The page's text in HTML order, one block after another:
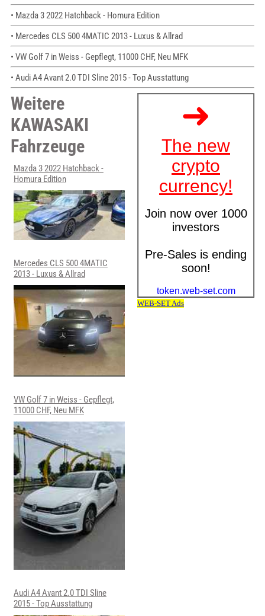
• Mazda 3 2022 Hatchback - Homura Edition
• Mercedes CLS 500 4MATIC 2013 - Luxus & Allrad
• VW Golf 7 in Weiss - Gepflegt, 11000 CHF, Neu MFK
• Audi A4 Avant 2.0 TDI Sline 2015 - Top Ausstattung
Weitere
KAWASAKI
Fahrzeuge
Mazda 3 2022 Hatchback -
Homura Edition
Mercedes CLS 500 4MATIC
2013 - Luxus & Allrad
VW Golf 7 in Weiss - Gepflegt,
11000 CHF, Neu MFK
Audi A4 Avant 2.0 TDI Sline
2015 - Top Ausstattung